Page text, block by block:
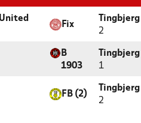
Fix
2
B
1903
1
FB (2)
2